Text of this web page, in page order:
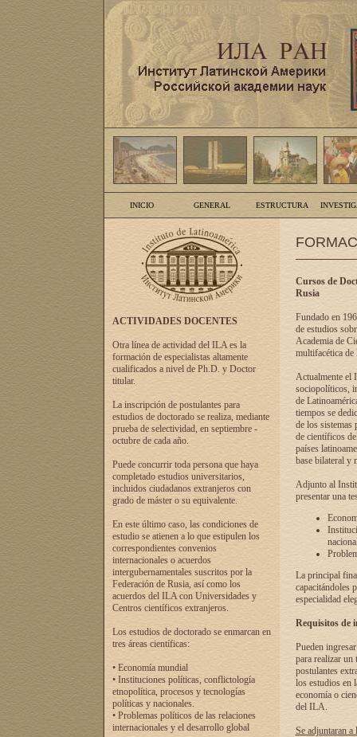
INICIO GENERAL ESTRUCTURA
ACTIVIDADES DOCENTES
Otra línea de actividad del ILA es la
formación de especialistas altamente
cualificados a nivel de Ph.D. y Doctor
titular.
La inscripción de postulantes para
estudios de doctorado se realiza, mediante
prueba de selectividad, en septiembre -
octubre de cada año.
Puede concurrir toda persona que haya
completado estudios universitarios,
incluidos ciudadanos extranjeros con
grado de máster o su equivalente.
En este último caso, las condiciones de
estudio se atienen a lo que estipulen los
correspondientes convenios
internacionales o acuerdos
intergubernamentales suscritos por la
Federación de Rusia, así como los
acuerdos del ILA con Universidades y
Centros científicos extranjeros.
Los estudios de doctorado se enmarcan en
tres áreas científicas:
• Economía mundial
• Instituciones políticas, conflictología
etnopolítica, procesos y tecnologías
políticas y nacionales.
• Problemas políticos de las relaciones
internacionales y el desarrollo global
Cursos de
Rusia
Fundado en
de estudios
Academia de
multifacética de
Actualmente el
sociopolíticos,
de
tiempos se
de los sistemas
de científicos
países
base bilateral y
Adjunto al
presentar una
La principal
capacitándoles
especialidad
Requisitos de
Pueden
para realizar un
postulantes
los estudios en
economía o
del ILA.
Se adjuntaran a